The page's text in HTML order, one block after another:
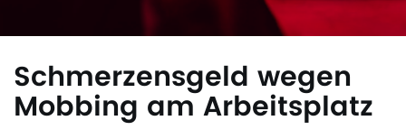
Schmerzensgeld wegen
Mobbing am Arbeitsplatz